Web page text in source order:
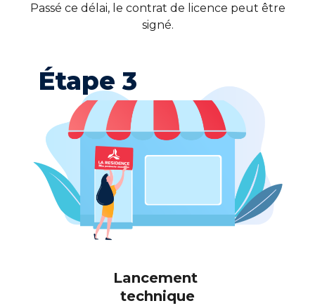
Passé ce délai, le contrat de licence peut être
signé.
Étape 3
Lancement
technique